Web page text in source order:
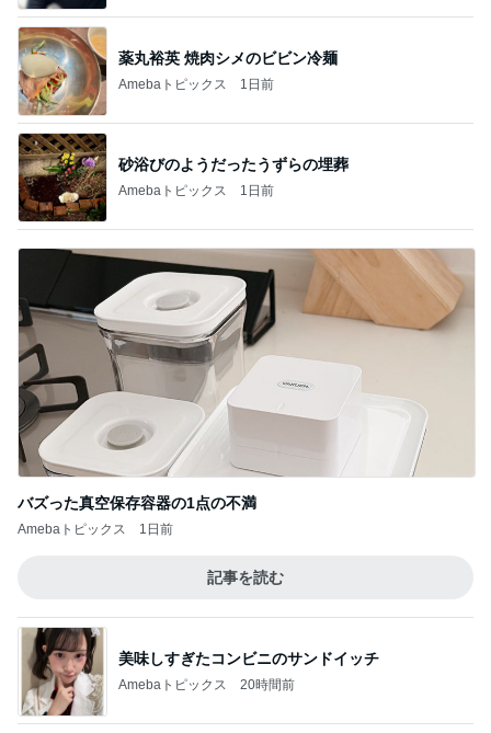
薬丸裕英 焼肉シメのビビン冷麺
Amebaトピックス 1日前
砂浴びのようだったうずらの埋葬
Amebaトピックス 1日前
バズった真空保存容器の1点の不満
Amebaトピックス 1日前
記事を読む
美味しすぎたコンビニのサンドイッチ
Amebaトピックス 20時間前